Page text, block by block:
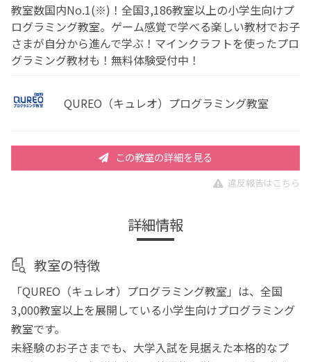
教室数国内No.1(※)！全国3,186教室以上の小学生向けプ
ログラミング教室。ゲーム感覚で学べる楽しい教材でお子
さまが自分から進んで学ぶ！マインクラフトを使ったプロ
グラミング教材も！無料体験受付中！
QUREO（キュレオ）プログラミング教室
この教室の詳細を見る
違反報告はこちら
詳細情報
教室の特徴
「QUREO（キュレオ）プログラミング教室」は、全国
3,000教室以上を展開している小学生向けプログラミング
教室です。
未経験のお子さまでも、大学入試を見据えた本格的なプ